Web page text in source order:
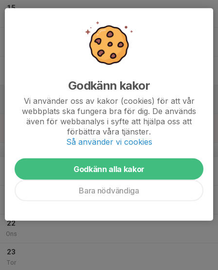
15
20
Mån
22
Ons
23
Tor
Godkänn kakor
Vi använder oss av kakor (cookies) för att vår
webbplats ska fungera bra för dig. De används
även för webbanalys i syfte att hjälpa oss att
förbättra våra tjänster.
Så använder vi cookies
Godkänn alla kakor
Bara nödvändiga